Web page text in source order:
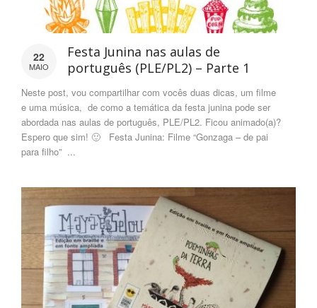
22
MAIO
Festa Junina nas aulas de
português (PLE/PL2) – Parte 1
Neste post, vou compartilhar com vocês duas dicas, um filme
e uma música, de como a temática da festa junina pode ser
abordada nas aulas de português, PLE/PL2. Ficou animado(a)?
Espero que sim! 🙂 Festa Junina: Filme “Gonzaga – de pai
para filho” ...